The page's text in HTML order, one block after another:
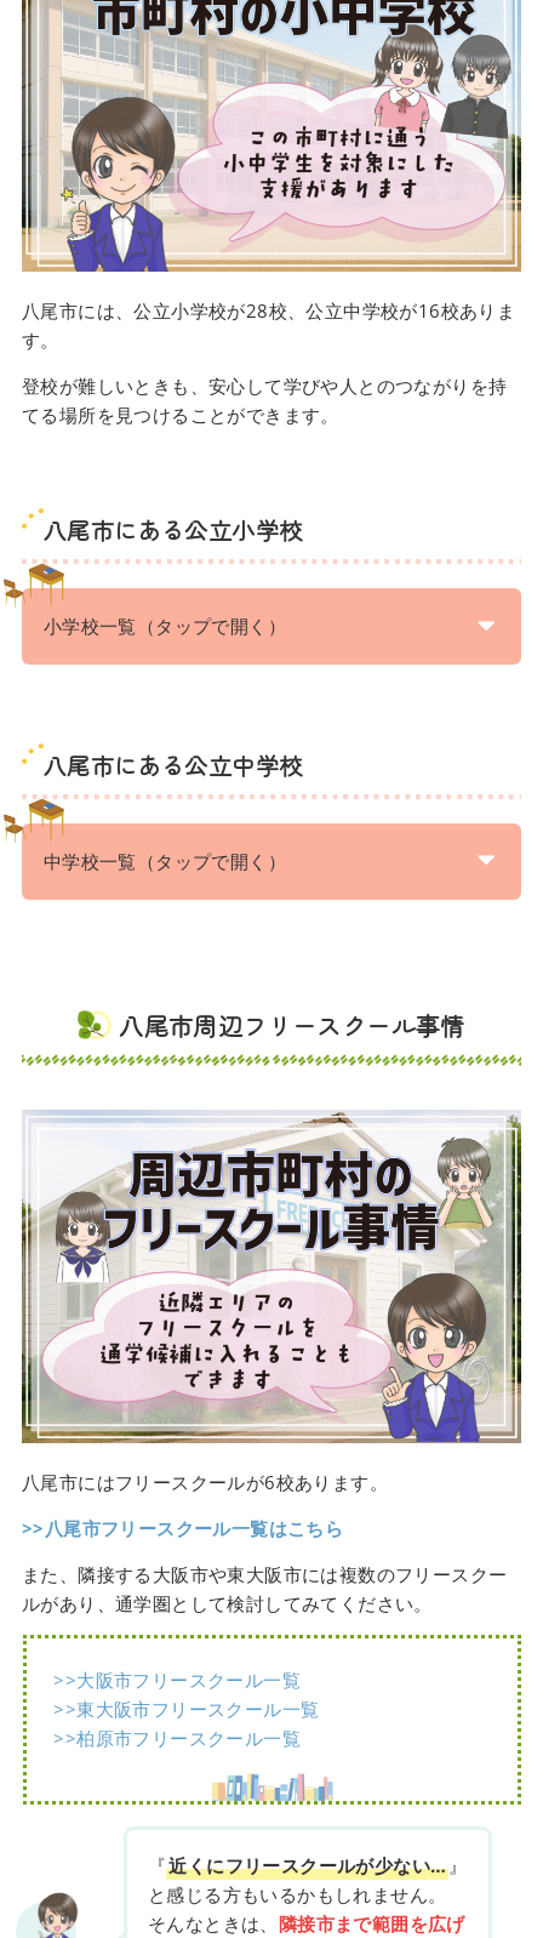
八尾市には、公立小学校が28校、公立中学校が16校ありま
す。
登校が難しいときも、安心して学びや人とのつながりを持
てる場所を見つけることができます。
八尾市にある公立小学校
小学校一覧（タップで開く）
八尾市にある公立中学校
中学校一覧（タップで開く）
八尾市周辺フリースクール事情
八尾市にはフリースクールが6校あります。
>>八尾市フリースクール一覧はこちら
また、隣接する大阪市や東大阪市には複数のフリースクー
ルがあり、通学圏として検討してみてください。
>>大阪市フリースクール一覧
>>東大阪市フリースクール一覧
>>柏原市フリースクール一覧
『近くにフリースクールが少ない…』
と感じる方もいるかもしれません。
そんなときは、 隣接市まで範囲を広げ